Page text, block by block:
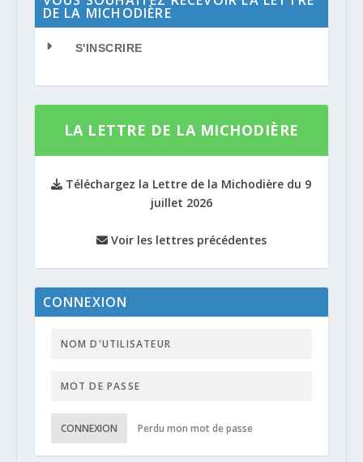
DE LA MICHODIÈRE
S'INSCRIRE
LA LETTRE DE LA MICHODIÈRE
Téléchargez la Lettre de la Michodière du 9
juillet 2026
Voir les lettres précédentes
CONNEXION
CONNEXION Perdu mon mot de passe